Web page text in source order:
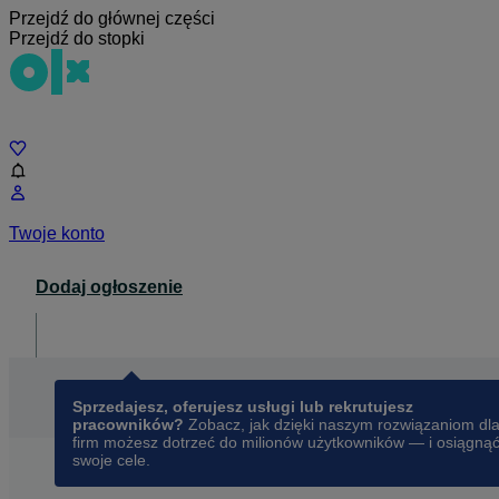
Przejdź do głównej części
Przejdź do stopki
Twoje konto
Dodaj ogłoszenie
Sprzedajesz, oferujesz usługi lub rekrutujesz
pracowników? Zobacz, jak dzięki naszym rozwiązaniom dla
firm możesz dotrzeć do milionów użytkowników — i osiągnąć
swoje cele.